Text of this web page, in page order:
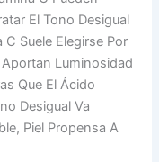
El Tono Desigual
Suele Elegirse Por
Luminosidad
Que El Ácido
Desigual Va
Piel Propensa A